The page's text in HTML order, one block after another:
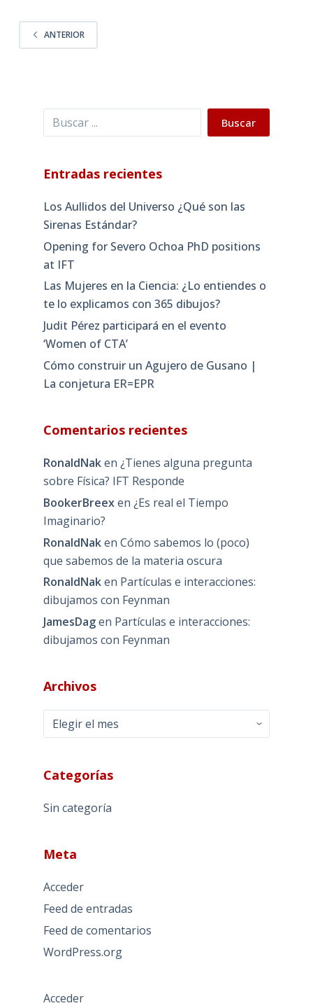
ANTERIOR
Buscar Buscar
Entradas recientes
Los Aullidos del Universo ¿Qué son las
Sirenas Estándar?
Opening for Severo Ochoa PhD positions
at IFT
Las Mujeres en la Ciencia: ¿Lo entiendes o
te lo explicamos con 365 dibujos?
Judit Pérez participará en el evento
‘Women of CTA’
Cómo construir un Agujero de Gusano |
La conjetura ER=EPR
Comentarios recientes
RonaldNaken ¿Tienes alguna pregunta
sobre Física? IFT Responde
BookerBreexen ¿Es real el Tiempo
Imaginario?
RonaldNaken Cómo sabemos lo (poco)
que sabemos de la materia oscura
RonaldNaken Partículas e interacciones:
dibujamos con Feynman
JamesDagen Partículas e interacciones:
dibujamos con Feynman
Archivos
Archivos
Categorías
Sin categoría
Meta
Acceder
Feed de entradas
Feed de comentarios
WordPress.org
Acceder